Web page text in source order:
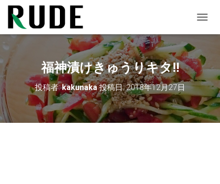
ビ
シ
ョ
ン
切
り
替
福神漬けきゅうりキタ!!
投稿者:kakunaka投稿日:2018年12月27日